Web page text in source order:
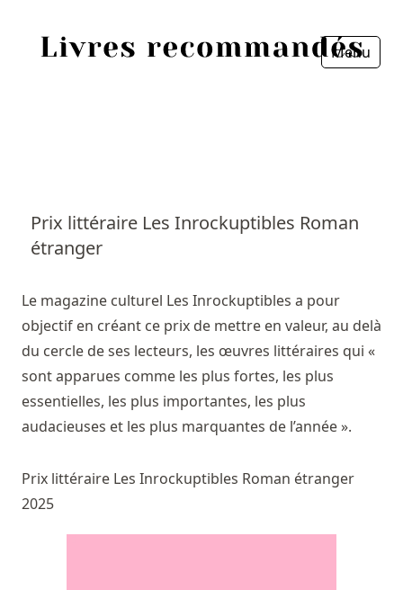
Menu
Prix littéraire Les Inrockuptibles Roman
étranger
Le magazine culturel Les Inrockuptibles a pour
objectif en créant ce prix de mettre en valeur, au delà
du cercle de ses lecteurs, les œuvres littéraires qui «
sont apparues comme les plus fortes, les plus
essentielles, les plus importantes, les plus
audacieuses et les plus marquantes de l’année ».
Prix littéraire Les Inrockuptibles Roman étranger
2025
Personnes
Livres
Livres les plus recommandés
Prix littéraires
Fermer